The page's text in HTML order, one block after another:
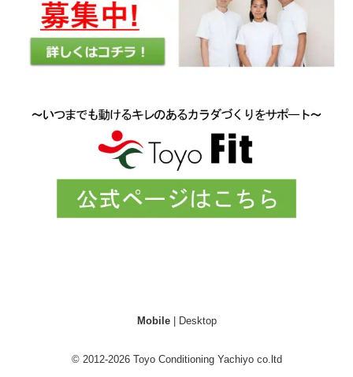
Mobile| Desktop
© 2012-2026 Toyo Conditioning Yachiyo co.ltd